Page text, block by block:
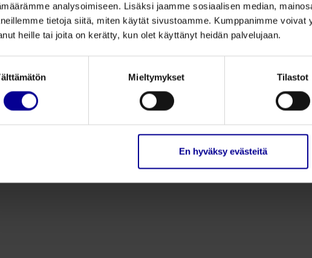
analysoimiseen. Lisäksi jaamme sosiaalisen median,
tietoja siitä, miten käytät sivustoamme. Kumppanimme voivat
heille tai joita on kerätty, kun olet käyttänyt heidän palvelujaan.
Mieltymykset Tilastot
En hyväksy evästeitä
Kuluttajatuotteet
Usein kysyttyä